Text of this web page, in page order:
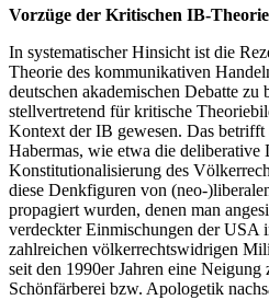
Vorzüge der Kritischen IB-
In systematischer Hinsicht ist die
Theorie des kommunikativen
deutschen akademischen Debatte zu
stellvertretend für kritische
Kontext der IB gewesen. Das
Habermas, wie etwa die deliberative
Konstitutionalisierung des
diese Denkfiguren von (neo-
propagiert wurden, denen man
verdeckter Einmischungen der USA
zahlreichen völkerrechtswidrigen
seit den 1990er Jahren eine
Schönfärberei bzw. Apologetik